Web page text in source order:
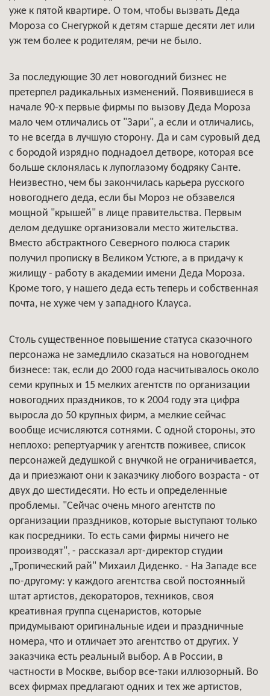
уже к пятой квартире. О том, чтобы вызвать Деда
Мороза со Снегуркой к детям старше десяти лет или
уж тем более к родителям, речи не было.
За последующие 30 лет новогодний бизнес не
претерпел радикальных изменений. Появившиеся в
начале 90-х первые фирмы по вызову Деда Мороза
мало чем отличались от "Зари", а если и отличались,
то не всегда в лучшую сторону. Да и сам суровый дед
с бородой изрядно поднадоел детворе, которая все
больше склонялась к лупоглазому бодряку Санте.
Неизвестно, чем бы закончилась карьера русского
новогоднего деда, если бы Мороз не обзавелся
мощной "крышей" в лице правительства. Первым
делом дедушке организовали место жительства.
Вместо абстрактного Северного полюса старик
получил прописку в Великом Устюге, а в придачу к
жилищу - работу в академии имени Деда Мороза.
Кроме того, у нашего деда есть теперь и собственная
почта, не хуже чем у западного Клауса.
Столь существенное повышение статуса сказочного
персонажа не замедлило сказаться на новогоднем
бизнесе: так, если до 2000 года насчитывалось около
семи крупных и 15 мелких агентств по организации
новогодних праздников, то к 2004 году эта цифра
выросла до 50 крупных фирм, а мелкие сейчас
вообще исчисляются сотнями. С одной стороны, это
неплохо: репертуарчик у агентств поживее, список
персонажей дедушкой с внучкой не ограничивается,
да и приезжают они к заказчику любого возраста - от
двух до шестидесяти. Но есть и определенные
проблемы. "Сейчас очень много агентств по
организации праздников, которые выступают только
как посредники. То есть сами фирмы ничего не
производят", - рассказал арт-директор студии
„Тропический рай" Михаил Диденко. - На Западе все
по-другому: у каждого агентства свой постоянный
штат артистов, декораторов, техников, своя
креативная группа сценаристов, которые
придумывают оригинальные идеи и праздничные
номера, что и отличает это агентство от других. У
заказчика есть реальный выбор. А в России, в
частности в Москве, выбор все-таки иллюзорный. Во
всех фирмах предлагают одних и тех же артистов,